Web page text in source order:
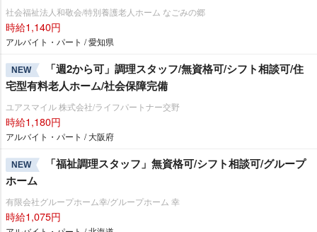
社会福祉法人和敬会/特別養護老人ホーム なごみの郷
時給1,140円
アルバイト・パート / 愛知県
NEW
「週2から可」調理スタッフ/無資格可/シフト相談可/住
宅型有料老人ホーム/社会保障完備
ユアスマイル 株式会社/ライフパートナー交野
時給1,180円
アルバイト・パート / 大阪府
NEW
「福祉調理スタッフ」無資格可/シフト相談可/グループ
ホーム
有限会社グループホーム幸/グループホーム 幸
時給1,075円